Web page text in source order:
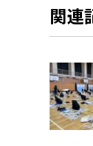
関連